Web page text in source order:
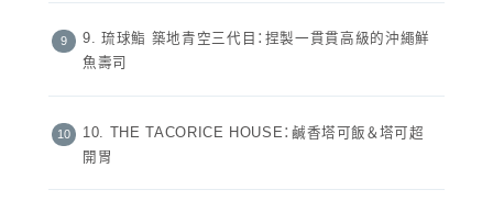
9. 琉球鮨 築地青空三代目：捏製一貫貫高級的沖繩鮮
魚壽司
10. THE TACORICE HOUSE：鹹香塔可飯＆塔可超
開胃